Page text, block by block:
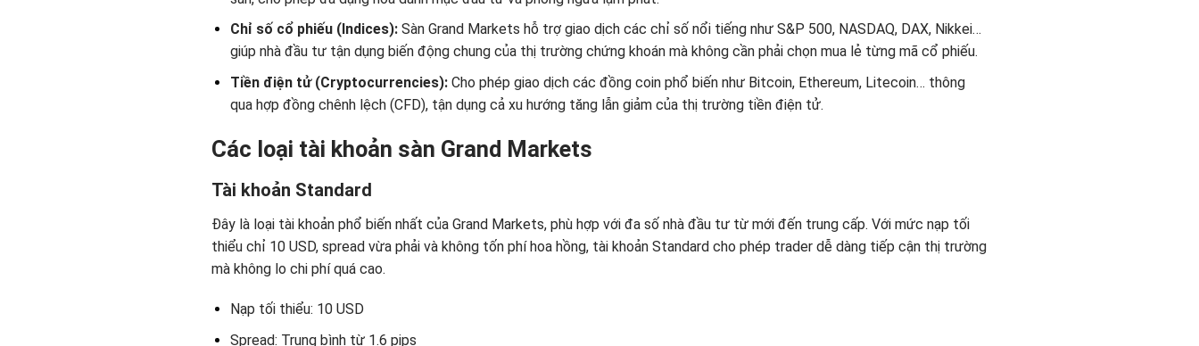
Chỉ số cổ phiếu (Indices): Sàn Grand Markets hỗ trợ giao dịch các chỉ số nổi tiếng như S&P 500, NASDAQ, DAX, Nikkei…
giúp nhà đầu tư tận dụng biến động chung của thị trường chứng khoán mà không cần phải chọn mua lẻ từng mã cổ phiếu.
Tiền điện tử (Cryptocurrencies): Cho phép giao dịch các đồng coin phổ biến như Bitcoin, Ethereum, Litecoin… thông
qua hợp đồng chênh lệch (CFD), tận dụng cả xu hướng tăng lẫn giảm của thị trường tiền điện tử.
Các loại tài khoản sàn Grand Markets
Tài khoản Standard
Đây là loại tài khoản phổ biến nhất của Grand Markets, phù hợp với đa số nhà đầu tư từ mới đến trung cấp. Với mức nạp tối
thiểu chỉ 10 USD, spread vừa phải và không tốn phí hoa hồng, tài khoản Standard cho phép trader dễ dàng tiếp cận thị trường
mà không lo chi phí quá cao.
Nạp tối thiểu: 10 USD
Spread: Trung bình từ 1.6 pips